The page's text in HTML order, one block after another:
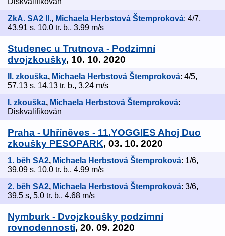
ZkA. SA2 II., Michaela Herbstová Štemproková: 4/7,
43.91 s, 10.0 tr. b., 3.99 m/s
Studenec u Trutnova - Podzimní
dvojzkoušky, 10. 10. 2020
II. zkouška, Michaela Herbstová Štemproková: 4/5,
57.13 s, 14.13 tr. b., 3.24 m/s
I. zkouška, Michaela Herbstová Štemproková:
Diskvalifikován
Praha - Uhříněves - 11.YOGGIES Ahoj Duo
zkoušky PESOPARK, 03. 10. 2020
1. běh SA2, Michaela Herbstová Štemproková: 1/6,
39.09 s, 10.0 tr. b., 4.99 m/s
2. běh SA2, Michaela Herbstová Štemproková: 3/6,
39.5 s, 5.0 tr. b., 4.68 m/s
Nymburk - Dvojzkoušky podzimní
rovnodennosti, 20. 09. 2020